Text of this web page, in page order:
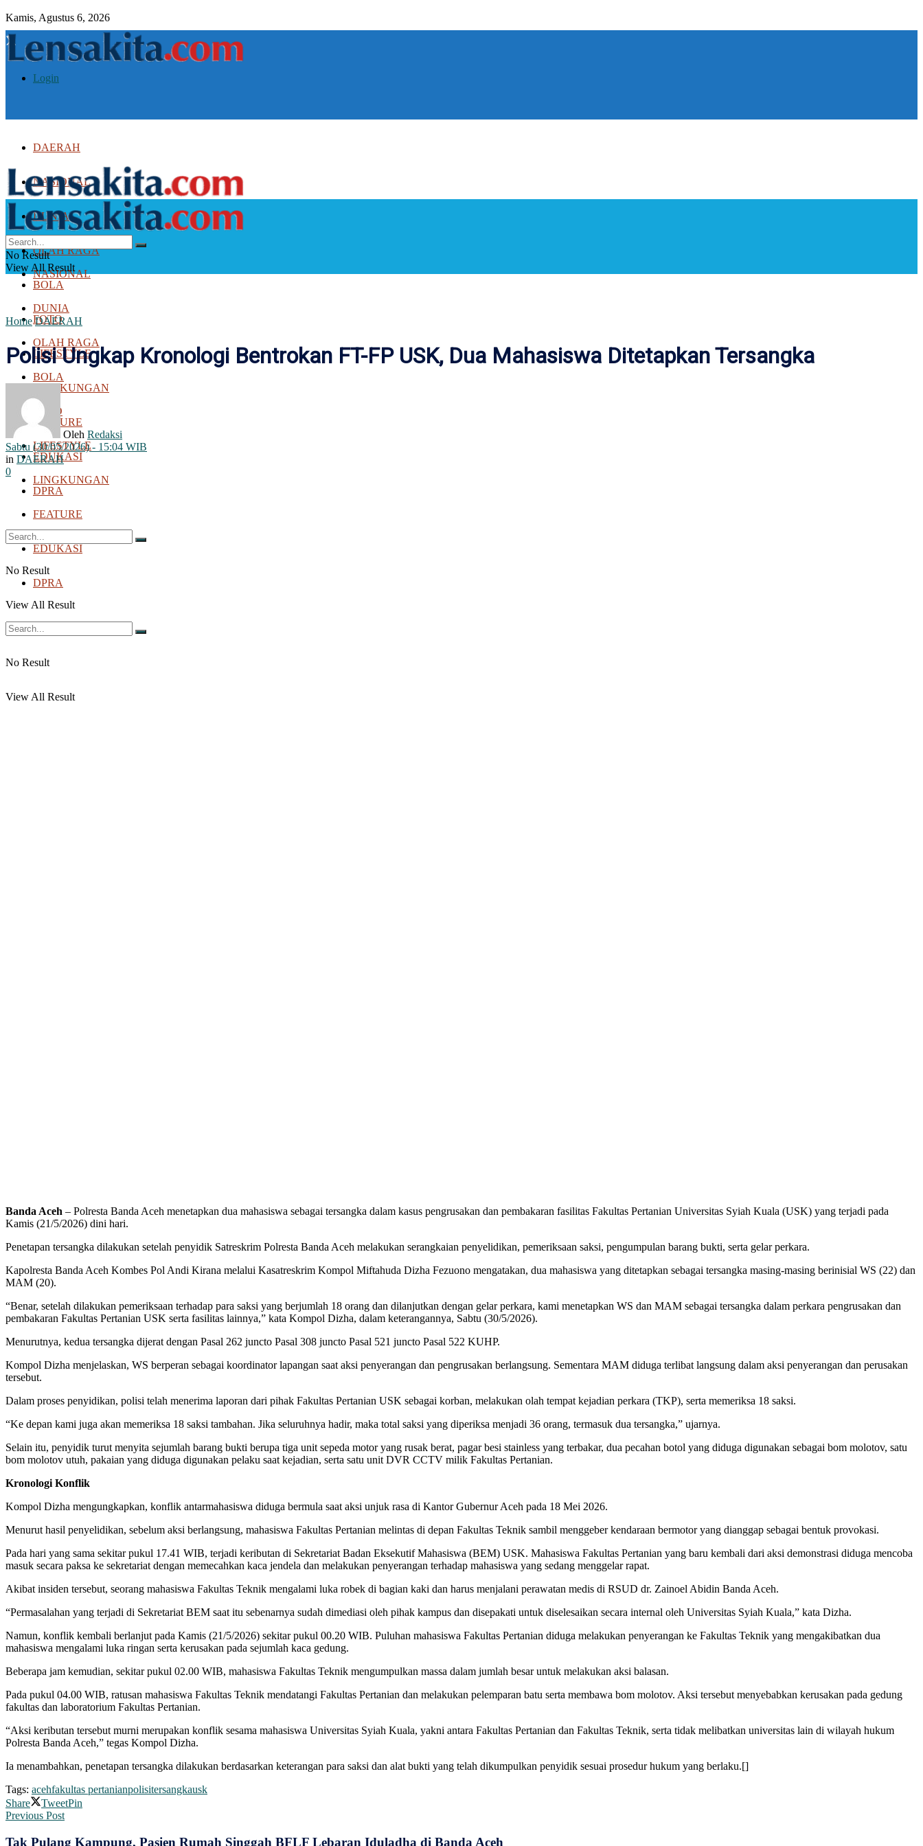
Kamis, Agustus 6, 2026
Login
DAERAH
NASIONAL
DUNIA
OLAH RAGA
BOLA
FOTO
LIFESTYLE
LINGKUNGAN
FEATURE
EDUKASI
DPRA
No Result
View All Result
DAERAH
NASIONAL
DUNIA
OLAH RAGA
BOLA
FOTO
LIFESTYLE
LINGKUNGAN
FEATURE
EDUKASI
DPRA
No Result
View All Result
No Result
View All Result
Home DAERAH
Polisi Ungkap Kronologi Bentrokan FT-FP USK, Dua Mahasiswa Ditetapkan Tersangka
Oleh Redaksi
Sabtu (30/05/2026) - 15:04 WIB
in DAERAH
0
Banda Aceh – Polresta Banda Aceh menetapkan dua mahasiswa sebagai tersangka dalam kasus pengrusakan dan pembakaran fasilitas Fakultas Pertanian Universitas Syiah Kuala (USK) yang terjadi pada
Kamis (21/5/2026) dini hari.
Penetapan tersangka dilakukan setelah penyidik Satreskrim Polresta Banda Aceh melakukan serangkaian penyelidikan, pemeriksaan saksi, pengumpulan barang bukti, serta gelar perkara.
Kapolresta Banda Aceh Kombes Pol Andi Kirana melalui Kasatreskrim Kompol Miftahuda Dizha Fezuono mengatakan, dua mahasiswa yang ditetapkan sebagai tersangka masing-masing berinisial WS (22) dan
MAM (20).
“Benar, setelah dilakukan pemeriksaan terhadap para saksi yang berjumlah 18 orang dan dilanjutkan dengan gelar perkara, kami menetapkan WS dan MAM sebagai tersangka dalam perkara pengrusakan dan
pembakaran Fakultas Pertanian USK serta fasilitas lainnya,” kata Kompol Dizha, dalam keterangannya, Sabtu (30/5/2026).
Menurutnya, kedua tersangka dijerat dengan Pasal 262 juncto Pasal 308 juncto Pasal 521 juncto Pasal 522 KUHP.
Kompol Dizha menjelaskan, WS berperan sebagai koordinator lapangan saat aksi penyerangan dan pengrusakan berlangsung. Sementara MAM diduga terlibat langsung dalam aksi penyerangan dan perusakan
tersebut.
Dalam proses penyidikan, polisi telah menerima laporan dari pihak Fakultas Pertanian USK sebagai korban, melakukan olah tempat kejadian perkara (TKP), serta memeriksa 18 saksi.
“Ke depan kami juga akan memeriksa 18 saksi tambahan. Jika seluruhnya hadir, maka total saksi yang diperiksa menjadi 36 orang, termasuk dua tersangka,” ujarnya.
Selain itu, penyidik turut menyita sejumlah barang bukti berupa tiga unit sepeda motor yang rusak berat, pagar besi stainless yang terbakar, dua pecahan botol yang diduga digunakan sebagai bom molotov, satu
bom molotov utuh, pakaian yang diduga digunakan pelaku saat kejadian, serta satu unit DVR CCTV milik Fakultas Pertanian.
Kronologi Konflik
Kompol Dizha mengungkapkan, konflik antarmahasiswa diduga bermula saat aksi unjuk rasa di Kantor Gubernur Aceh pada 18 Mei 2026.
Menurut hasil penyelidikan, sebelum aksi berlangsung, mahasiswa Fakultas Pertanian melintas di depan Fakultas Teknik sambil menggeber kendaraan bermotor yang dianggap sebagai bentuk provokasi.
Pada hari yang sama sekitar pukul 17.41 WIB, terjadi keributan di Sekretariat Badan Eksekutif Mahasiswa (BEM) USK. Mahasiswa Fakultas Pertanian yang baru kembali dari aksi demonstrasi diduga mencoba
masuk secara paksa ke sekretariat dengan memecahkan kaca jendela dan melakukan penyerangan terhadap mahasiswa yang sedang menggelar rapat.
Akibat insiden tersebut, seorang mahasiswa Fakultas Teknik mengalami luka robek di bagian kaki dan harus menjalani perawatan medis di RSUD dr. Zainoel Abidin Banda Aceh.
“Permasalahan yang terjadi di Sekretariat BEM saat itu sebenarnya sudah dimediasi oleh pihak kampus dan disepakati untuk diselesaikan secara internal oleh Universitas Syiah Kuala,” kata Dizha.
Namun, konflik kembali berlanjut pada Kamis (21/5/2026) sekitar pukul 00.20 WIB. Puluhan mahasiswa Fakultas Pertanian diduga melakukan penyerangan ke Fakultas Teknik yang mengakibatkan dua
mahasiswa mengalami luka ringan serta kerusakan pada sejumlah kaca gedung.
Beberapa jam kemudian, sekitar pukul 02.00 WIB, mahasiswa Fakultas Teknik mengumpulkan massa dalam jumlah besar untuk melakukan aksi balasan.
Pada pukul 04.00 WIB, ratusan mahasiswa Fakultas Teknik mendatangi Fakultas Pertanian dan melakukan pelemparan batu serta membawa bom molotov. Aksi tersebut menyebabkan kerusakan pada gedung
fakultas dan laboratorium Fakultas Pertanian.
“Aksi keributan tersebut murni merupakan konflik sesama mahasiswa Universitas Syiah Kuala, yakni antara Fakultas Pertanian dan Fakultas Teknik, serta tidak melibatkan universitas lain di wilayah hukum
Polresta Banda Aceh,” tegas Kompol Dizha.
Ia menambahkan, penetapan tersangka dilakukan berdasarkan keterangan para saksi dan alat bukti yang telah dikumpulkan penyidik sesuai prosedur hukum yang berlaku.[]
Tags: acehfakultas pertanianpolisitersangkausk
Share
TweetPin
Previous Post
Tak Pulang Kampung, Pasien Rumah Singgah BFLF Lebaran Iduladha di Banda Aceh